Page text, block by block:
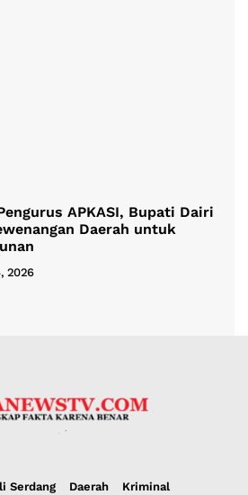
APKASI, Bupati Dairi
Daerah untuk
2026
Serdang Daerah
Kriminal